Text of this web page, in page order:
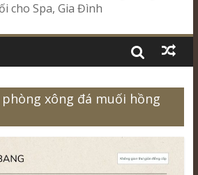
cho Spa, Gia Đình
xông đá muối hồng